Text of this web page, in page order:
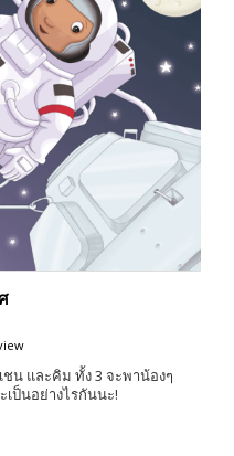
น และคิม ทั้ง 3 จะพาน้องๆ
ป็นอย่างไรกันนะ!